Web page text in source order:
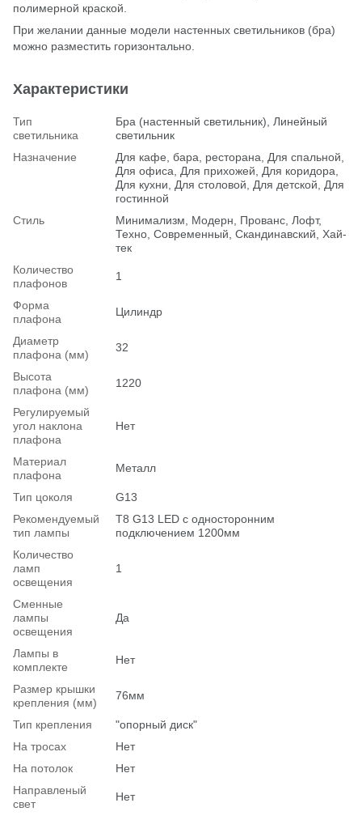
полимерной краской.
При желании данные модели настенных светильников (бра)
можно разместить горизонтально.
Характеристики
Тип
светильника
Бра (настенный светильник), Линейный
светильник
Назначение
Для кафе, бара, ресторана, Для спальной,
Для офиса, Для прихожей, Для коридора,
Для кухни, Для столовой, Для детской, Для
гостинной
Стиль
Минимализм, Модерн, Прованс, Лофт,
Техно, Современный, Скандинавский, Хай-
тек
Количество
плафонов
1
Форма
плафона
Цилиндр
Диаметр
плафона (мм)
32
Высота
плафона (мм)
1220
Регулируемый
угол наклона
плафона
Нет
Материал
плафона
Металл
Тип цоколя
G13
Рекомендуемый
тип лампы
T8 G13 LED с односторонним
подключением 1200мм
Количество
ламп
освещения
1
Сменные
лампы
освещения
Да
Лампы в
комплекте
Нет
Размер крышки
крепления (мм)
76мм
Тип крепления
"опорный диск"
На тросах
Нет
На потолок
Нет
Hаправленый
свет
Нет